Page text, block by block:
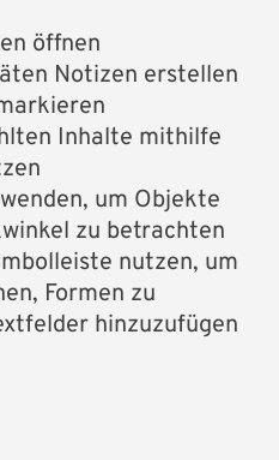
öffnen
Notizen erstellen
Inhalte mithilfe
um Objekte
zu betrachten
nutzen, um
Formen zu
hinzuzufügen